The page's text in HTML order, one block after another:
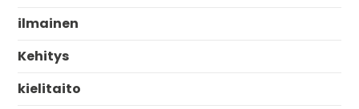
ilmainen
Kehitys
kielitaito